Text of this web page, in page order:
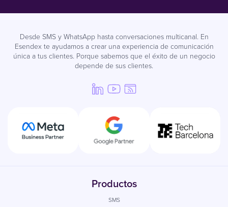
Desde SMS y WhatsApp hasta conversaciones multicanal. En
Esendex te ayudamos a crear una experiencia de comunicación
única a tus clientes. Porque sabemos que el éxito de un negocio
depende de sus clientes.
Productos
SMS